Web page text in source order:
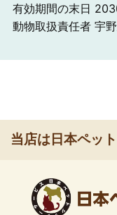
有効期間の末日
動物取扱責任者 宇
当店は日本ペッ